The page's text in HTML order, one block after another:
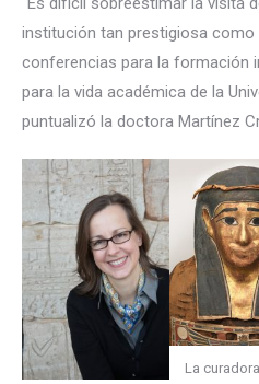
institución tan prestigiosa como
conferencias para la formación
para la vida académica de la
puntualizó la doctora Martínez
La